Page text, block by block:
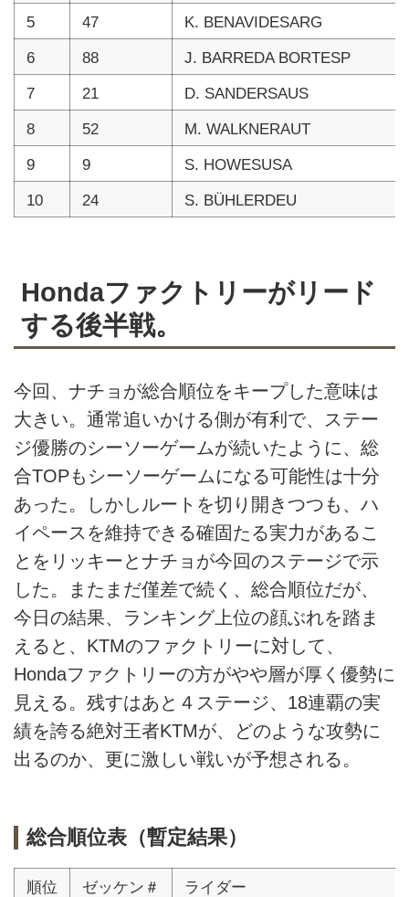
5 47
K. BENAVIDESARG
6
88
J. BARREDA BORTESP
7
21
D. SANDERSAUS
8
52
M. WALKNERAUT
9
9
S. HOWESUSA
10
24 S. BÜHLERDEU
Hondaファクトリーがリード
する後半戦。
今回、ナチョが総合順位をキープした意味は
大きい。通常追いかける側が有利で、ステー
ジ優勝のシーソーゲームが続いたように、総
合TOPもシーソーゲームになる可能性は十分
あった。しかしルートを切り開きつつも、ハ
イペースを維持できる確固たる実力があるこ
とをリッキーとナチョが今回のステージで示
した。またまだ僅差で続く、総合順位だが、
今日の結果、ランキング上位の顔ぶれを踏ま
えると、KTMのファクトリーに対して、
Hondaファクトリーの方がやや層が厚く優勢に
見える。残すはあと４ステージ、18連覇の実
績を誇る絶対王者KTMが、どのような攻勢に
出るのか、更に激しい戦いが予想される。
総合順位表（暫定結果）
順位 ゼッケン＃
ライダー